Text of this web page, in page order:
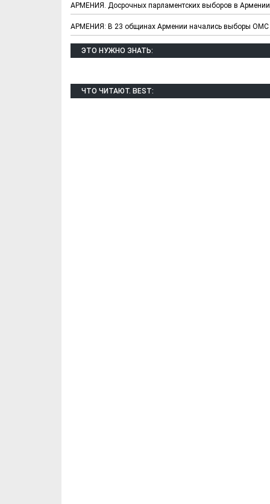
АРМЕНИЯ. Досрочных парламентских выборов в
АРМЕНИЯ: В 23 общинах Армении начались выборы ОМС
ЭТО НУЖНО ЗНАТЬ:
ЧТО ЧИТАЮТ. BEST: